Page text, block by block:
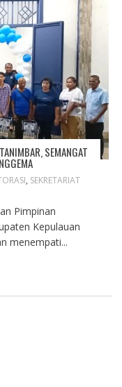
SEMANGAT
, SEKRETARIAT
Pimpinan
Kepulauan
menempati...